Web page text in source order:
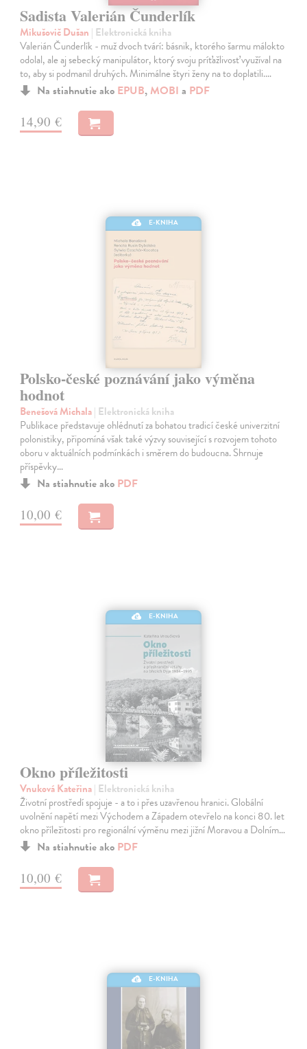
Sadista Valerián Čunderlík
Mikušovič Dušan | Elektronická kniha
Valerián Čunderlík - muž dvoch tvárí: básnik, ktorého šarmu málokto
odolal, ale aj sebecký manipulátor, ktorý svoju príťažlivosť využíval na
to, aby si podmanil druhých. Minimálne štyri ženy na to doplatili.…
Na stiahnutie ako EPUB, MOBI a PDF
14,90 €
E-KNIHA
Polsko-české poznávání jako výměna
hodnot
Benešová Michala| Elektronická kniha
Publikace představuje ohlédnutí za bohatou tradicí české univerzitní
polonistiky, připomíná však také výzvy související s rozvojem tohoto
oboru v aktuálních podmínkách i směrem do budoucna. Shrnuje
příspěvky…
Na stiahnutie ako PDF
10,00 €
E-KNIHA
Okno příležitosti
Vnuková Kateřina| Elektronická kniha
Životní prostředí spojuje - a to i přes uzavřenou hranici. Globální
uvolnění napětí mezi Východem a Západem otevřelo na konci 80. let
okno příležitosti pro regionální výměnu mezi jižní Moravou a Dolním…
Na stiahnutie ako PDF
10,00 €
E-KNIHA